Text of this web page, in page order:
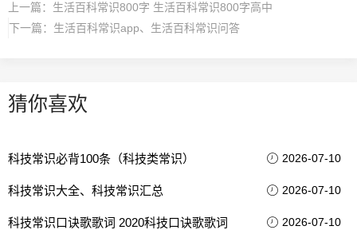
上一篇： 生活百科常识800字 生活百科常识800字高中
下一篇： 生活百科常识app、生活百科常识问答
猜你喜欢
科技常识必背100条（科技类常识） 2026-07-10
科技常识大全、科技常识汇总 2026-07-10
科技常识口诀歌歌词 2020科技口诀歌歌词 2026-07-10